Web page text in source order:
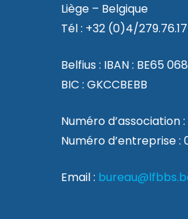
Liège – Belgique
Tél : +32 (0)4/279.76.17
Belfius : IBAN : BE65
BIC : GKCCBEBB
Numéro d’association :
Numéro d’entreprise
Email :